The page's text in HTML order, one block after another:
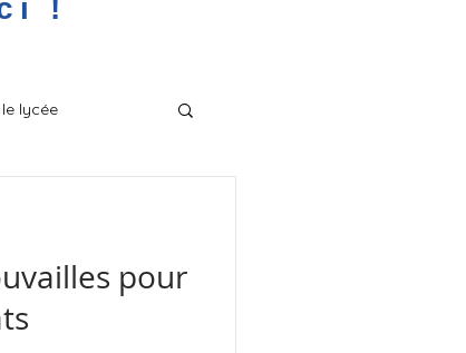
!
lycée
pour